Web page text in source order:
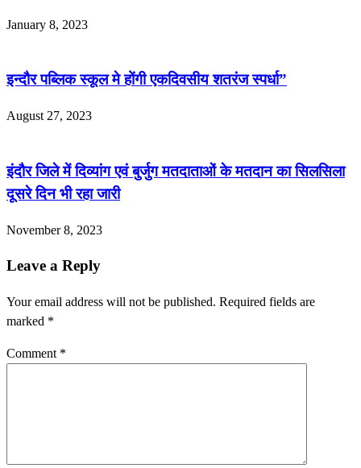
January 8, 2023
इन्दौर पब्लिक स्कूल मे होंगी एकदिवसीय शतरंज स्पर्धा”
August 27, 2023
इंदौर जिले में दिव्यांग एवं बुर्जुग मतदाताओं के मतदान का सिलसिला
दूसरे दिन भी रहा जारी
November 8, 2023
Leave a Reply
Your email address will not be published. Required fields are
marked *
Comment *